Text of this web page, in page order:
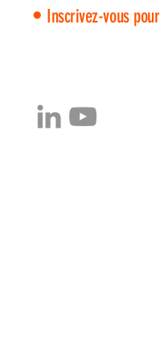
• Inscrivez-vous